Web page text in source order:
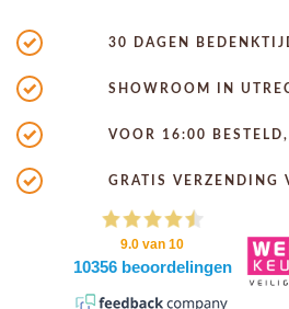
30 DAGEN
SHOWROOM IN
VOOR 16:00
GRATIS VERZENDING